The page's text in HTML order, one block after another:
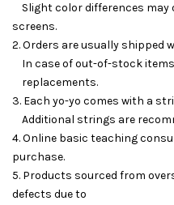
Slight color differences may
screens.
2. Orders are usually shipped
In case of out-of-stock
replacements.
3. Each yo-yo comes with a
Additional strings are
4. Online basic teaching
purchase.
5. Products sourced from
defects due to